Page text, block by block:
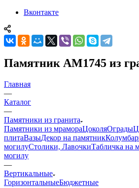
Вконтакте
Памятник AM1745 из
Главная
—
Каталог
—
Памятники из гранита
Памятники из мрамораЦоколяОграды
плитаВазыДекор на памятник
могилуСтолики, ЛавочкиТабличка на
могилу
—
Вертикальные
ГоризонтальныеБюджетные